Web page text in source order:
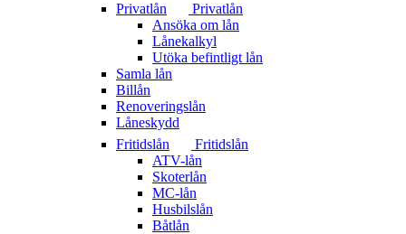
Privatlån
Privatlån
Ansöka om lån
Lånekalkyl
Utöka befintligt lån
Samla lån
Billån
Renoveringslån
Låneskydd
Fritidslån
Fritidslån
ATV-lån
Skoterlån
MC-lån
Husbilslån
Båtlån